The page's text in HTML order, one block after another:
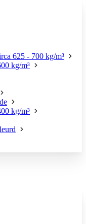
625 - 700 kg/m³
kg/m³
kg/m³